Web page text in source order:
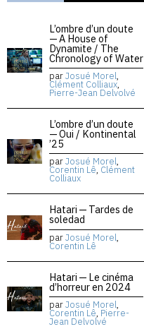
L’ombre d’un doute
— A House of
Dynamite / The
Chronology of Water
parJosué Morel,
Clément Colliaux,
Pierre-Jean Delvolvé
L’ombre d’un doute
— Oui / Kontinental
’25
parJosué Morel,
Corentin Lê, Clément
Colliaux
Hatari — Tardes de
soledad
parJosué Morel,
Corentin Lê
Hatari — Le cinéma
d’horreur en 2024
parJosué Morel,
Corentin Lê, Pierre-
Jean Delvolvé